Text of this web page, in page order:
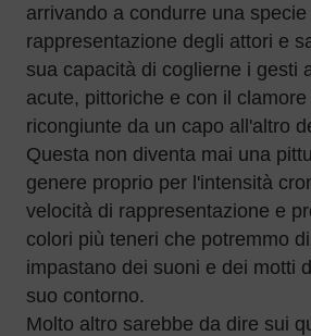
arrivando a condurre una
rappresentazione degli attori e
sua capacità di coglierne i gesti
acute, pittoriche e con il
ricongiunte da un capo all'altro
Questa non diventa mai una
genere proprio per l'intensità
velocità di rappresentazione e
colori più teneri che potremmo
impastano dei suoni e dei motti
suo contorno.
Molto altro sarebbe da dire sui